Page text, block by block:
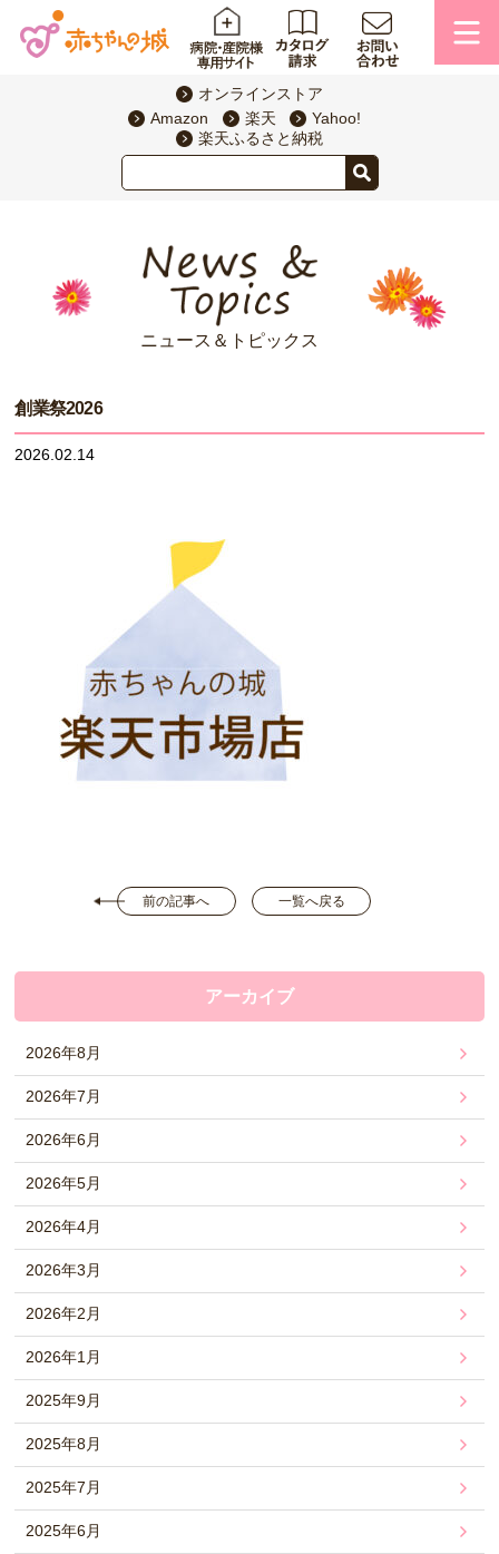
オンラインストア
Amazon
楽天
Yahoo!
楽天ふるさと納税
ニュース＆トピックス
創業祭2026
2026.02.14
前の記事へ 一覧へ戻る
アーカイブ
2026年8月
2026年7月
2026年6月
2026年5月
2026年4月
2026年3月
2026年2月
2026年1月
2025年9月
2025年8月
2025年7月
2025年6月